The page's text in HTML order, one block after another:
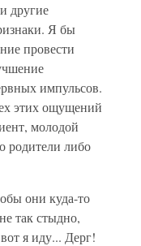
другие
Я бы
провести
импульсов.
этих ощущений
молодой
родители либо
они куда-то
так стыдно,
я иду... Дерг!